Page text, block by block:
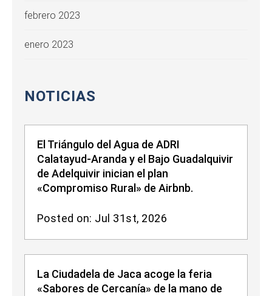
febrero 2023
enero 2023
NOTICIAS
El Triángulo del Agua de ADRI
Calatayud-Aranda y el Bajo Guadalquivir
de Adelquivir inician el plan
«Compromiso Rural» de Airbnb.
Posted on: Jul 31st, 2026
La Ciudadela de Jaca acoge la feria
«Sabores de Cercanía» de la mano de